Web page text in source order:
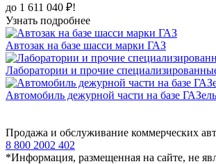
до 1 611 040 ₽!
Узнать подробнее
Автозак на базе шасси марки ГАЗ
Лаборатории и прочие
Автомобиль дежурной части на базе
Продажа и обслуживание коммерческих
8 800 2002 402
*Информация, размещенная на сайте, не